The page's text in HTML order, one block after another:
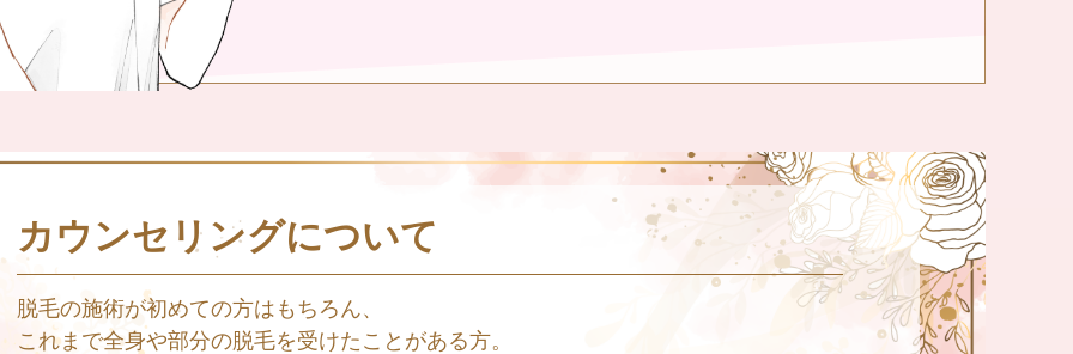
カウンセリングについて
脱毛の施術が初めての方はもちろん、
これまで全身や部分の脱毛を受けたことがある方。